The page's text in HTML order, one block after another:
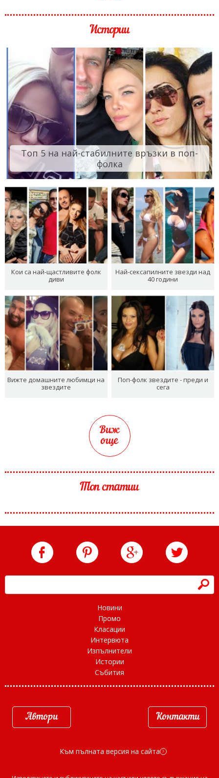
Истории
Топ 5 на най-стабилните връзки в поп-
фолка
Кои са най-щастливите фолк
диви
Най-сексапилните звезди над
40 години
Вижте домашните любимци на
звездите
Поп-фолк звездите - преди и
сега
Виж
още
Топ статии
h
Новини
Промо
Класации
Интервюта
Изпълнители
Истории
Събития
Автори Контакти
Към пълната версия на сайта d